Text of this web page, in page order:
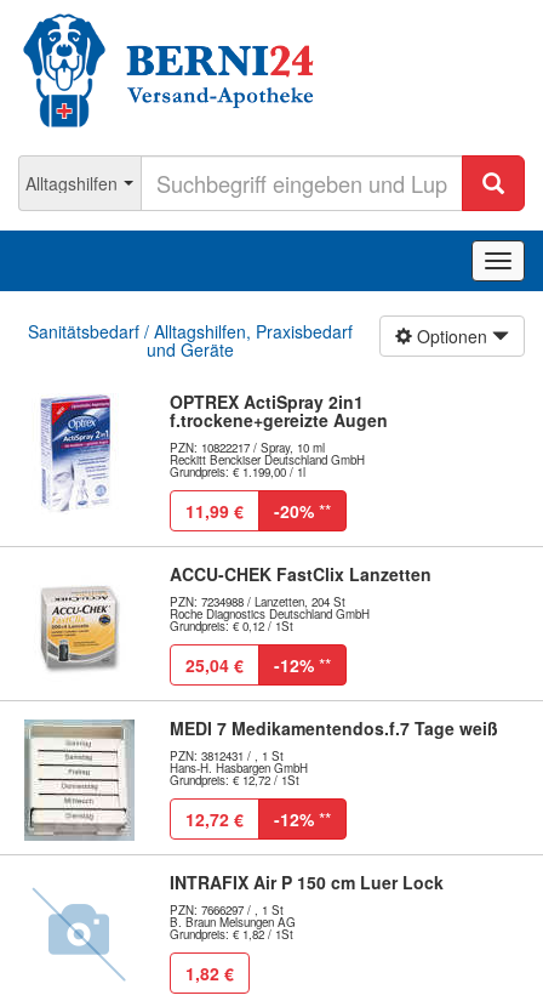
ein-/
Optionen
Sanitätsbedarf / Alltagshilfen, Praxisbedarf
und Geräte
OPTREX ActiSpray 2in1
f.trockene+gereizte Augen
PZN: 10822217 / Spray, 10 ml
Reckitt Benckiser Deutschland GmbH
Grundpreis: € 1.199,00 / 1l
11,99 € -20% **
ACCU-CHEK FastClix Lanzetten
PZN: 7234988 / Lanzetten, 204 St
Roche Diagnostics Deutschland GmbH
Grundpreis: € 0,12 / 1St
25,04 € -12% **
MEDI 7 Medikamentendos.f.7 Tage weiß
PZN: 3812431 / , 1 St
Hans-H. Hasbargen GmbH
Grundpreis: € 12,72 / 1St
12,72 € -12% **
INTRAFIX Air P 150 cm Luer Lock
PZN: 7666297 / , 1 St
B. Braun Melsungen AG
Grundpreis: € 1,82 / 1St
1,82 €